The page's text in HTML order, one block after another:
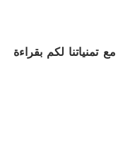
تمنياتنا لكم بقراءة